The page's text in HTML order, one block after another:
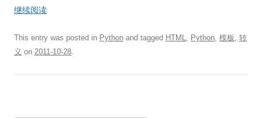
继续阅读
This entry was posted in Python and tagged HTML, Python, 模板 , 转
义 on 2011-10-28.